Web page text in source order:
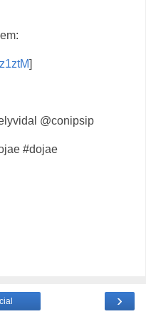
]
@conipsip
#dojae
›